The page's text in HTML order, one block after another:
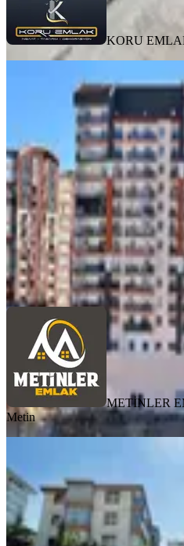
KORU
3+1 11.kat
Merkezi
Yenimahalle,
3+1· 145 m²·
7.500.000 ₺
METİNLER EMLAKMahmut
Ara
METİNLER
Metin
İçersinde
Yenimahalle,
3+1· 140 m²